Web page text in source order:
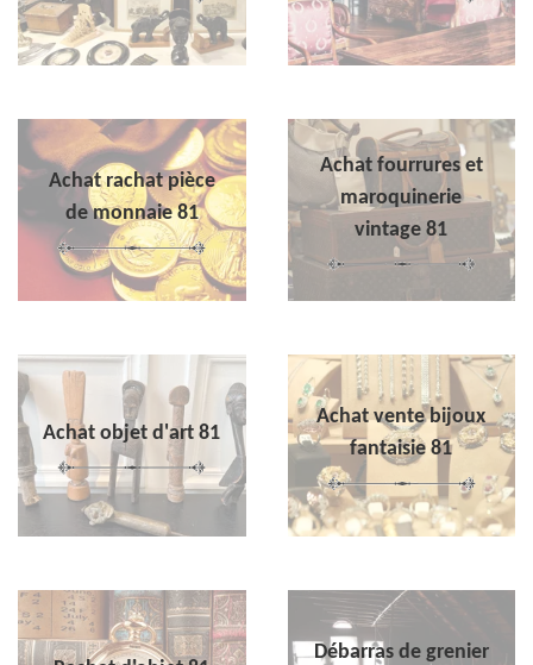
Achat rachat pièce
de monnaie 81
Achat fourrures et
maroquinerie
vintage 81
Achat objet d'art 81
Achat vente bijoux
fantaisie 81
Débarras de grenier